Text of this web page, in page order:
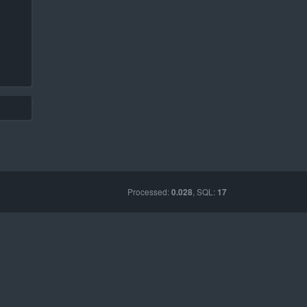
Processed:0.028 , SQL: 17